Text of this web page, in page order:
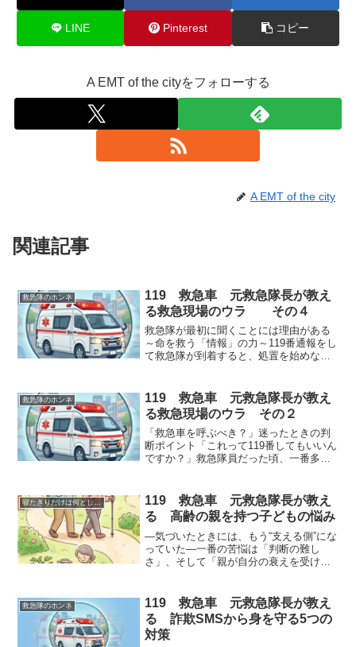
LINE Pinterest コピー
A EMT of the cityをフォローする
A EMT of the city
関連記事
救急隊のホンネ
119 救急車 元救急隊長が教え
る救急現場のウラ その４
救急隊が最初に聞くことには理由がある
～命を救う「情報」の力～119番通報をし
て救急隊が到着すると、処置を始めなが
「持病はありますか？」「普段飲んでい
る薬はありますか？」...
救急隊のホンネ
119 救急車 元救急隊長が教え
る救急現場のウラ その２
「救急車を呼ぶべき？」迷ったときの判
断ポイント「これって119番してもいいん
ですか？」救急隊員だった頃、一番多く
れないかな。」「救急隊に怒られないか
な。」「病院へ行った...
寝たきりだけは何としても避けたい！ 元救急隊長が伝授
119 救急車 元救急隊長が教え
る 高齢の親を持つ子どもの悩み
―気づいたときには、もう“支える側”にな
っていた―一番の苦悩は「判断の難し
さ」、そして「親が自分の衰えを受け入
けられる“小さな関わり方”を持つことです
高齢の親の変化は外...
救急隊のホンネ
119 救急車 元救急隊長が教え
る 詐欺SMSから身を守る5つの
対策